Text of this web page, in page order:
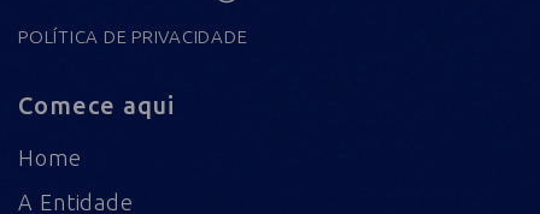
POLÍTICA DE PRIVACIDADE
Comece aqui
Home
A Entidade